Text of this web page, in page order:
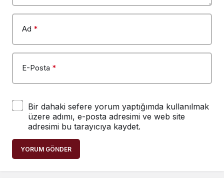
Ad *
E-Posta *
Bir dahaki sefere yorum yaptığımda kullanılmak
üzere adımı, e-posta adresimi ve web site
adresimi bu tarayıcıya kaydet.
YORUM GÖNDER